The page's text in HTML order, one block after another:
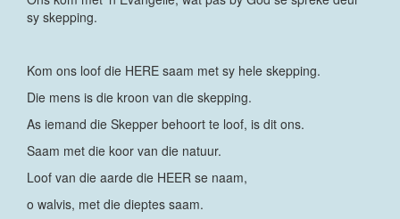
sy skepping.
Kom ons loof die HERE saam met sy hele skepping.
Die mens is die kroon van die skepping.
As iemand die Skepper behoort te loof, is dit ons.
Saam met die koor van die natuur.
Loof van die aarde die HEER se naam,
o walvis, met die dieptes saam.